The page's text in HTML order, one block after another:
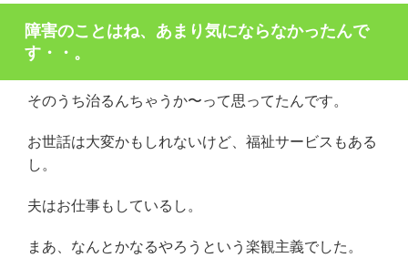
障害のことはね、あまり気にならなかったんで
す・・。
そのうち治るんちゃうか〜って思ってたんです。
お世話は大変かもしれないけど、福祉サービスもある
し。
夫はお仕事もしているし。
まあ、なんとかなるやろうという楽観主義でした。